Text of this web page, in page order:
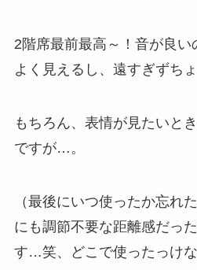
2階席最前最高～！音が良
よく見えるし、遠すぎずち
もちろん、表情が見たいと
ですが…。
（最後にいつ使ったか忘れ
にも調節不要な距離感だっ
す…笑、どこで使ったっけ